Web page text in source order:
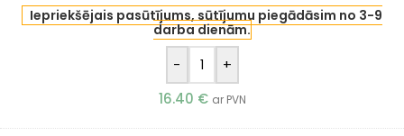
Iepriekšējais pasūtījums, sūtījumu piegādāsim no 3-9
darba dienām.
-
+
16.40 € ar PVN